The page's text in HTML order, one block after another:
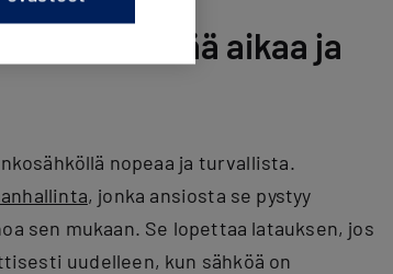
säästää aikaa ja
nopeaa ja turvallista.
, jonka ansiosta se pystyy
sen mukaan. Se lopettaa latauksen, jos
uudelleen, kun sähköä on